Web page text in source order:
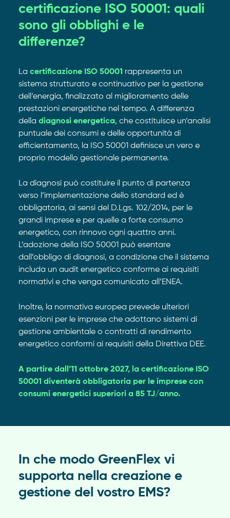
certificazione ISO 50001: quali
sono gli obblighi e le
differenze?
La certificazione ISO 50001 rappresenta un
sistema strutturato e continuativo per la gestione
dell’energia, finalizzato al miglioramento delle
prestazioni energetiche nel tempo. A differenza
della diagnosi energetica, che costituisce un’analisi
puntuale dei consumi e delle opportunità di
efficientamento, la ISO 50001 definisce un vero e
proprio modello gestionale permanente.
La diagnosi può costituire il punto di partenza
verso l’implementazione dello standard ed è
obbligatoria, ai sensi del D.Lgs. 102/2014, per le
grandi imprese e per quelle a forte consumo
energetico, con rinnovo ogni quattro anni.
L’adozione della ISO 50001 può esentare
dall’obbligo di diagnosi, a condizione che il sistema
includa un audit energetico conforme ai requisiti
normativi e che venga comunicato all’ENEA.
Inoltre, la normativa europea prevede ulteriori
esenzioni per le imprese che adottano sistemi di
gestione ambientale o contratti di rendimento
energetico conformi ai requisiti della Direttiva DEE.
A partire dall’11 ottobre 2027, la certificazione ISO
50001 diventerà obbligatoria per le imprese con
consumi energetici superiori a 85 TJ/anno.
In che modo GreenFlex vi
supporta nella creazione e
gestione del vostro EMS?